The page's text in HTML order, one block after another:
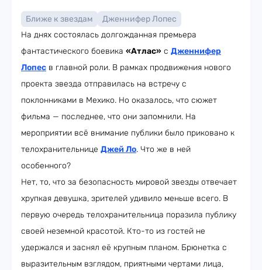
Ближе к звездам
Дженнифер Лопес
На днях состоялась долгожданная премьера
фантастического боевика «Атлас» с Дженнифер
Лопес в главной роли. В рамках продвижения нового
проекта звезда отправилась на встречу с
поклонниками в Мехико. Но оказалось, что сюжет
фильма — последнее, что они запомнили. На
мероприятии всё внимание публики было приковано к
телохранительнице Джей Ло. Что же в ней
особенного?
Нет, то, что за безопасность мировой звезды отвечает
хрупкая девушка, зрителей удивило меньше всего. В
первую очередь телохранительница поразила публику
своей неземной красотой. Кто-то из гостей не
удержался и заснял её крупным планом. Брюнетка с
выразительным взглядом, приятными чертами лица,